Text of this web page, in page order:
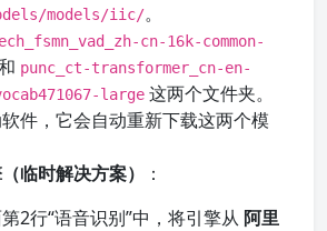
models/iic/。
cn-16k-common-
punc_ct-transformer_cn-en-
large 这两个文件夹。
件，它会自动重新下载这两个模
临时解决方案）
：
2行“语音识别”中，将引擎从 阿里